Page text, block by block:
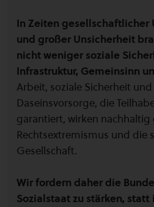
In Zeiten gesellschaftlicher
und großer Unsicherheit
nicht weniger soziale
Infrastruktur, Gemeinsinn
Arbeit, soziale Sicherheit
Daseinsvorsorge, die
garantiert, wirken nachhaltig
Rechtsextremismus und die
Gesellschaft.
Wir fordern daher die
Sozialstaat zu stärken,